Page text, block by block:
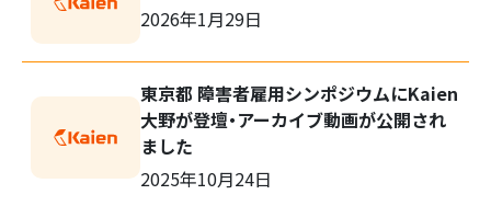
2026年1月29日
東京都 障害者雇用シンポジウムにKaien
大野が登壇・アーカイブ動画が公開され
ました
2025年10月24日